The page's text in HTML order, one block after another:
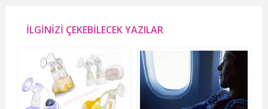
İLGİNİZİ ÇEKEBİLECEK YAZILAR